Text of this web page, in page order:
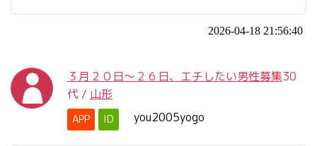
2026-04-18 21:56:40
３月２０日～２６日、エチしたい男性募集30
代 / 山形
APP ID you2005yogo